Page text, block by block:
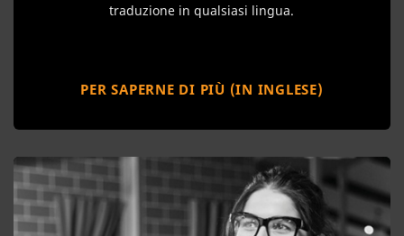
traduzione in qualsiasi lingua.
PER SAPERNE DI PIÙ (IN INGLESE)